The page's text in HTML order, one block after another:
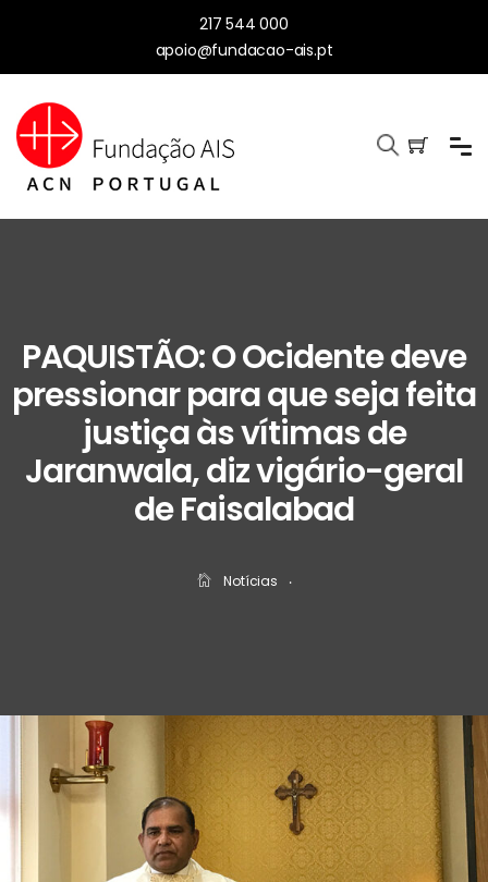
217 544 000
apoio@fundacao-ais.pt
PAQUISTÃO: O Ocidente deve
pressionar para que seja feita
justiça às vítimas de
Jaranwala, diz vigário-geral
de Faisalabad
Notícias ‧